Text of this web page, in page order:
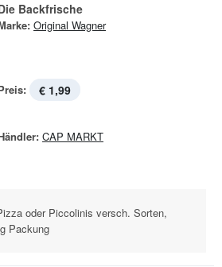
Backfrische
Original Wagner
€ 1,99
CAP MARKT
oder Piccolinis versch. Sorten,
Packung